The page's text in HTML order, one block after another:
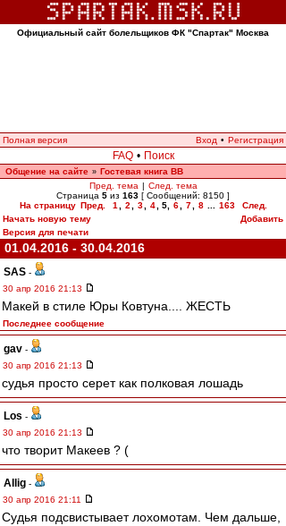
Официальный сайт болельщиков ФК "Спартак" Москва
Полная версия Вход • Регистрация
FAQ • Поиск
Общение на сайте » Гостевая книга ВВ
Пред. тема | След. тема
Страница 5 из 163 [ Сообщений: 8150 ]
На страницу Пред. 1 2 3 4 5, 6 7 8 163
След.
Начать новую тему
Добавить
Версия для печати
01.04.2016 - 30.04.2016
SAS -
30 апр 2016 21:13
Макей в стиле Юры Ковтуна.... ЖЕСТЬ
Последнее сообщение
gav -
30 апр 2016 21:13
судья просто серет как полковая лошадь
Los -
30 апр 2016 21:13
что творит Макеев ? (
Allig -
30 апр 2016 21:11
Судья подсвистывает лохомотам. Чем дальше,